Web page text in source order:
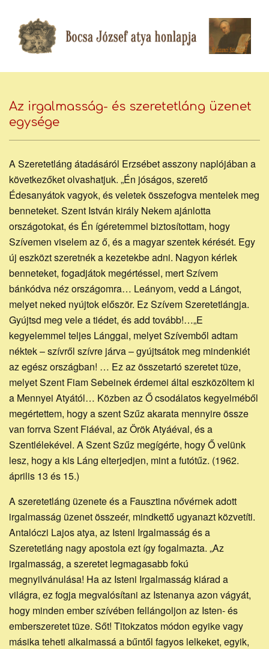
content
Bocsa
József
piarista
atya
honlapja
Menu
Az irgalmasság- és szeretetláng üzenet
egysége
A Szeretetláng átadásáról Erzsébet asszony naplójában a
következőket olvashatjuk. „Én jóságos, szerető
Édesanyátok vagyok, és veletek összefogva mentelek meg
benneteket. Szent István király Nekem ajánlotta
országotokat, és Én ígéretemmel biztosítottam, hogy
Szívemen viselem az ő, és a magyar szentek kérését. Egy
új eszközt szeretnék a kezetekbe adni. Nagyon kérlek
benneteket, fogadjátok megértéssel, mert Szívem
bánkódva néz országomra… Leányom, vedd a Lángot,
melyet neked nyújtok először. Ez Szívem Szeretetlángja.
Gyújtsd meg vele a tiédet, és add tovább!…„E
kegyelemmel teljes Lánggal, melyet Szívemből adtam
néktek – szívről szívre járva – gyújtsátok meg mindenkiét
az egész országban! … Ez az összetartó szeretet tüze,
melyet Szent Fiam Sebeinek érdemei által eszközöltem ki
a Mennyei Atyától… Közben az Ő csodálatos kegyelméből
megértettem, hogy a szent Szűz akarata mennyire össze
van forrva Szent Fiáéval, az Örök Atyáéval, és a
Szentlélekével. A Szent Szűz megígérte, hogy Ő velünk
lesz, hogy a kis Láng elterjedjen, mint a futótűz. (1962.
április 13 és 15.)
A szeretetláng üzenete és a Fausztina nővérnek adott
irgalmasság üzenet összeér, mindkettő ugyanazt közvetíti.
Antalóczi Lajos atya, az Isteni Irgalmasság és a
Szeretetláng nagy apostola ezt így fogalmazta. „Az
irgalmasság, a szeretet legmagasabb fokú
megnyilvánulása! Ha az Isteni Irgalmasság kiárad a
világra, ez fogja megvalósítani az Istenanya azon vágyát,
hogy minden ember szívében fellángoljon az Isten- és
emberszeretet tüze. Sőt! Titokzatos módon egyike vagy
másika teheti alkalmassá a bűntől fagyos lelkeket, egyik,